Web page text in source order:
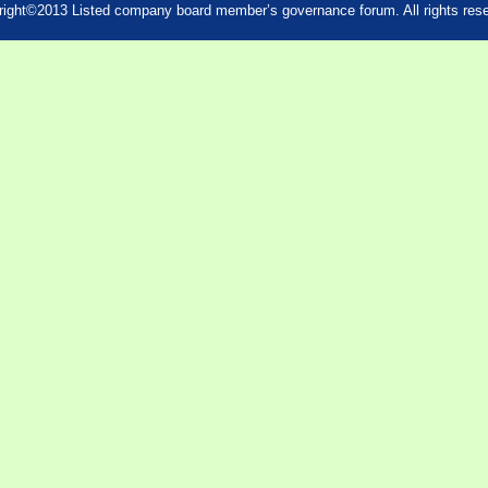
Listed company board member’s governance forum. All rights